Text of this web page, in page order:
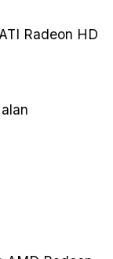
Radeon HD